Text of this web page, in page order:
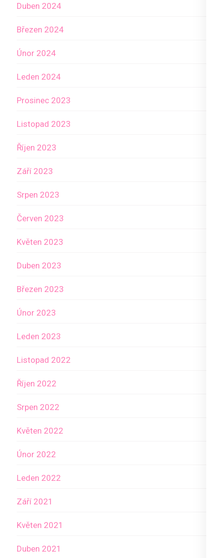
Duben 2024
Březen 2024
Únor 2024
Leden 2024
Prosinec 2023
Listopad 2023
Říjen 2023
Září 2023
Srpen 2023
Červen 2023
Květen 2023
Duben 2023
Březen 2023
Únor 2023
Leden 2023
Listopad 2022
Říjen 2022
Srpen 2022
Květen 2022
Únor 2022
Leden 2022
Září 2021
Květen 2021
Duben 2021